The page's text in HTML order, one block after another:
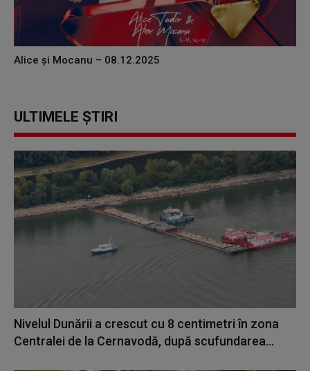
Alice și Mocanu – 08.12.2025
ULTIMELE ȘTIRI
Nivelul Dunării a crescut cu 8 centimetri în zona
Centralei de la Cernavodă, după scufundarea...